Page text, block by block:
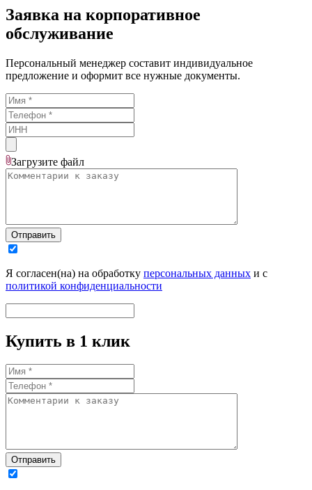
Заявка на корпоративное
обслуживание
Персональный менеджер составит индивидуальное
предложение и оформит все нужные документы.
Загрузите файл
Отправить
Я согласен(на) на обработку персональных данных и с
политикой конфиденциальности
Купить в 1 клик
Отправить